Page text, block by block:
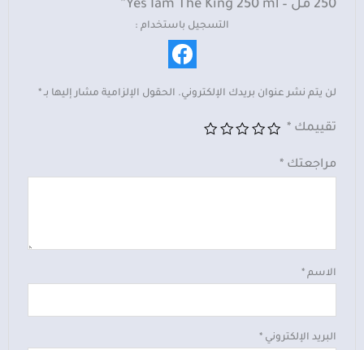
250 مل – Yes Iam The King 250 ml”
التسجيل باستخدام :
لن يتم نشر عنوان بريدك الإلكتروني. الحقول الإلزامية مشار إليها بـ*
تقييمك *
مراجعتك *
الاسم*
البريد الإلكتروني *